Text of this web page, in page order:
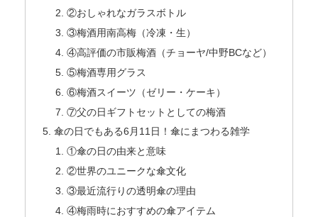
②おしゃれなガラスボトル
③梅酒用南高梅（冷凍・生）
④高評価の市販梅酒（チョーヤ/中野BCなど）
⑤梅酒専用グラス
⑥梅酒スイーツ（ゼリー・ケーキ）
⑦父の日ギフトセットとしての梅酒
傘の日でもある6月11日！傘にまつわる雑学
①傘の日の由来と意味
②世界のユニークな傘文化
③最近流行りの透明傘の理由
④梅雨時におすすめの傘アイテム